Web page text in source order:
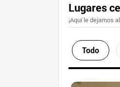
Lugares
¡Aquí le dejamos
Todo